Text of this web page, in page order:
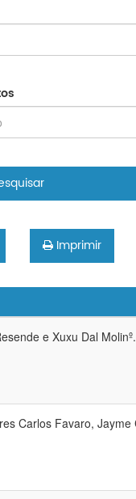
Imprimir
e Xuxu Dal
Carlos Favaro,